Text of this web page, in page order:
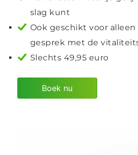
slag kunt
Ook geschikt voor
gesprek met de
Slechts 49,95 euro
Boek nu